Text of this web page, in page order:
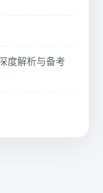
度解析与备考